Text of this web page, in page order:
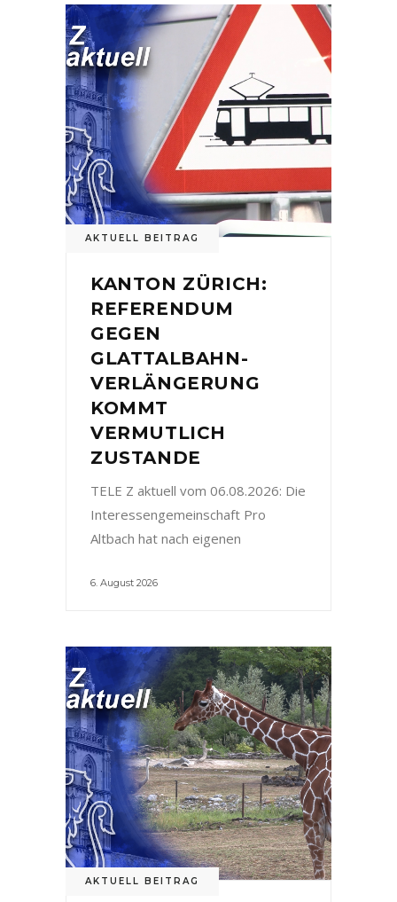
AKTUELL BEITRAG
KANTON ZÜRICH:
REFERENDUM
GEGEN
GLATTALBAHN-
VERLÄNGERUNG
KOMMT
VERMUTLICH
ZUSTANDE
TELE Z aktuell vom 06.08.2026: Die
Interessengemeinschaft Pro
Altbach hat nach eigenen
6. August 2026
AKTUELL BEITRAG